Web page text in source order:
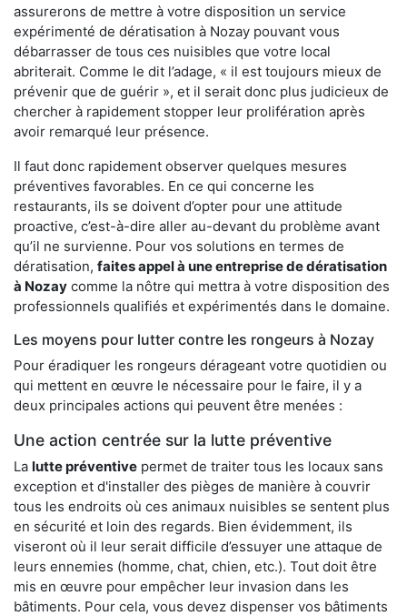
assurerons de mettre à votre disposition un service
expérimenté de dératisation à Nozay pouvant vous
débarrasser de tous ces nuisibles que votre local
abriterait. Comme le dit l’adage, « il est toujours mieux de
prévenir que de guérir », et il serait donc plus judicieux de
chercher à rapidement stopper leur prolifération après
avoir remarqué leur présence.
Il faut donc rapidement observer quelques mesures
préventives favorables. En ce qui concerne les
restaurants, ils se doivent d’opter pour une attitude
proactive, c’est-à-dire aller au-devant du problème avant
qu’il ne survienne. Pour vos solutions en termes de
dératisation, faites appel à une entreprise de dératisation
à Nozay comme la nôtre qui mettra à votre disposition des
professionnels qualifiés et expérimentés dans le domaine.
Les moyens pour lutter contre les rongeurs à Nozay
Pour éradiquer les rongeurs dérageant votre quotidien ou
qui mettent en œuvre le nécessaire pour le faire, il y a
deux principales actions qui peuvent être menées :
Une action centrée sur la lutte préventive
La lutte préventive permet de traiter tous les locaux sans
exception et d'installer des pièges de manière à couvrir
tous les endroits où ces animaux nuisibles se sentent plus
en sécurité et loin des regards. Bien évidemment, ils
viseront où il leur serait difficile d’essuyer une attaque de
leurs ennemies (homme, chat, chien, etc.). Tout doit être
mis en œuvre pour empêcher leur invasion dans les
bâtiments. Pour cela, vous devez dispenser vos bâtiments